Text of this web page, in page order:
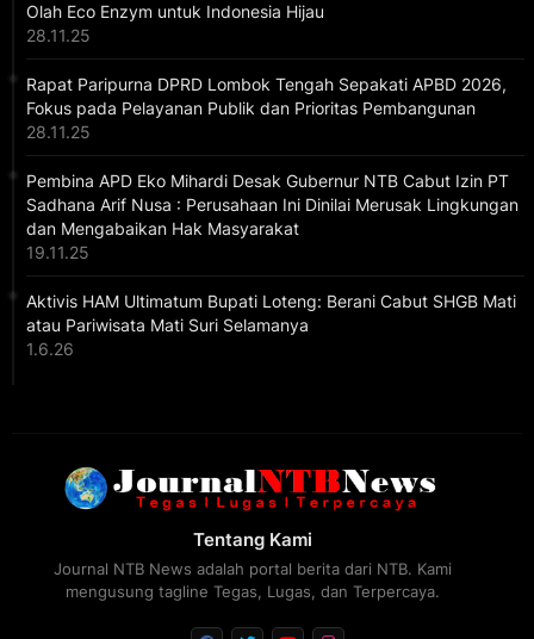
Olah Eco Enzym untuk Indonesia Hijau
28.11.25
Rapat Paripurna DPRD Lombok Tengah Sepakati APBD 2026,
Fokus pada Pelayanan Publik dan Prioritas Pembangunan
28.11.25
Pembina APD Eko Mihardi Desak Gubernur NTB Cabut Izin PT
Sadhana Arif Nusa : Perusahaan Ini Dinilai Merusak Lingkungan
dan Mengabaikan Hak Masyarakat
19.11.25
Aktivis HAM Ultimatum Bupati Loteng: Berani Cabut SHGB Mati
atau Pariwisata Mati Suri Selamanya
1.6.26
Tentang Kami
Journal NTB News adalah portal berita dari NTB. Kami
mengusung tagline Tegas, Lugas, dan Terpercaya.